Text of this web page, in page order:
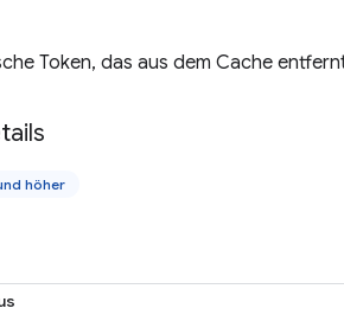
Token, das aus dem Cache
höher